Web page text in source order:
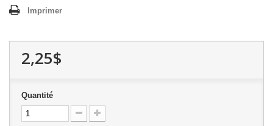
Imprimer
2,25$
Quantité